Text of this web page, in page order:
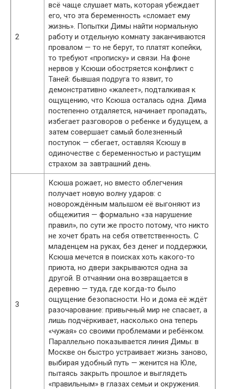
2
всё чаще слушает мать, которая убеждает
его, что эта беременность «сломает ему
жизнь». Попытки Димы найти нормальную
работу и отдельную комнату заканчиваются
провалом — то не берут, то платят копейки,
то требуют «прописку» и связи. На фоне
нервов у Ксюши обостряется конфликт с
Таней: бывшая подруга то язвит, то
демонстративно «жалеет», подталкивая к
ощущению, что Ксюша осталась одна. Дима
постепенно отдаляется, начинает пропадать,
избегает разговоров о ребенке и будущем, а
затем совершает самый болезненный
поступок — сбегает, оставляя Ксюшу в
одиночестве с беременностью и растущим
страхом за завтрашний день.
3
Ксюша рожает, но вместо облегчения
получает новую волну ударов: с
новорождённым малышом её выгоняют из
общежития — формально «за нарушение
правил», по сути же просто потому, что никто
не хочет брать на себя ответственность. С
младенцем на руках, без денег и поддержки,
Ксюша мечется в поисках хоть какого-то
приюта, но двери закрываются одна за
другой. В отчаянии она возвращается в
деревню — туда, где когда-то было
ощущение безопасности. Но и дома её ждёт
разочарование: привычный мир не спасает, а
лишь подчёркивает, насколько она теперь
«чужая» со своими проблемами и ребёнком.
Параллельно показывается линия Димы: в
Москве он быстро устраивает жизнь заново,
выбирая удобный путь — женится на Юле,
пытаясь закрыть прошлое и выглядеть
«правильным» в глазах семьи и окружения.